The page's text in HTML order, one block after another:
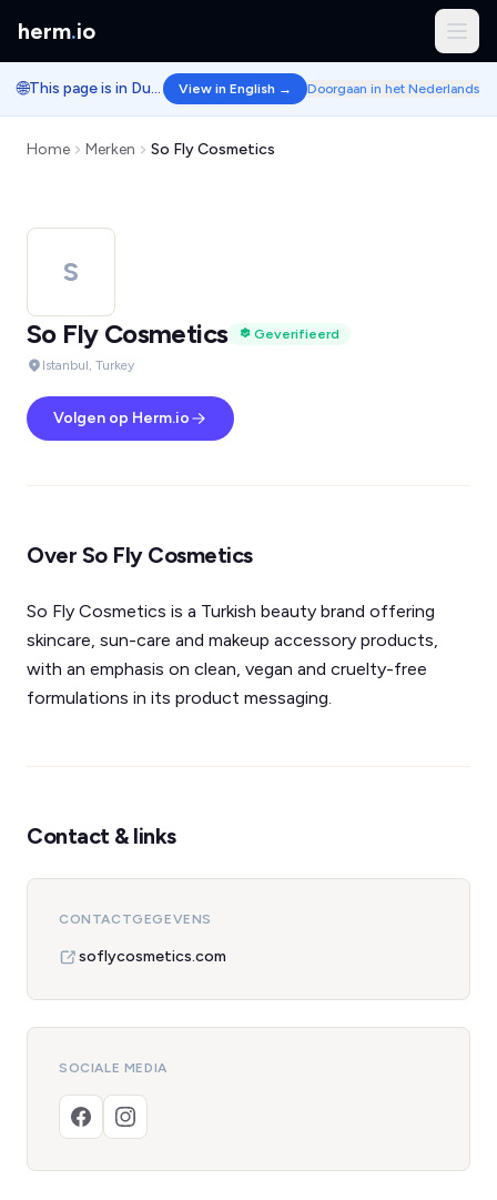
herm.io
🌐 This page is in Dutch. View in English → Doorgaan in het Nederlands
Home Merken So Fly Cosmetics
S
So Fly Cosmetics
Geverifieerd
Istanbul, Turkey
Volgen op Herm.io
Over So Fly Cosmetics
So Fly Cosmetics is a Turkish beauty brand offering
skincare, sun-care and makeup accessory products,
with an emphasis on clean, vegan and cruelty-free
formulations in its product messaging.
Contact & links
CONTACTGEGEVENS
soflycosmetics.com
SOCIALE MEDIA